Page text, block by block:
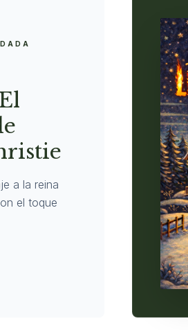
a la reina
el toque